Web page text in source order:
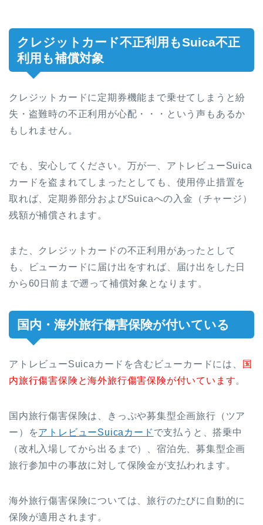
クレジットカード不正利用もSuica不正
利用も補償対象
クレジットカードに定期券機能まで乗せてしまうと紛
失・盗難時の不正利用が心配・・・という声もあるか
もしれません。
でも、安心してください。万が一、アトレビューSuica
カードを盗まれてしまったとしても、使用停止措置を
取れば、定期券部分およびSuicaへの入金（チャージ）
残額が補償されます。
また、クレジットカードの不正利用があったとして
も、ビューカードに届け出をすれば、届け出をした日
から60日前まで遡って補償対象となります。
国内・海外旅行傷害保険が付いている
アトレビューSuicaカードを含むビューカードには、
国
内旅行傷害保険と海外旅行傷害保険が付いています。
国内旅行傷害保険は、きっぷや募集型企画旅行（ツア
ー）をアトレビューSuicaカード で支払うと、搭乗中
（改札入場してから出るまで）、宿泊先、募集型企画
旅行参加中の事故に対して保険金が支払われます。
海外旅行傷害保険については、旅行のたびに自動的に
保険が適用されます。